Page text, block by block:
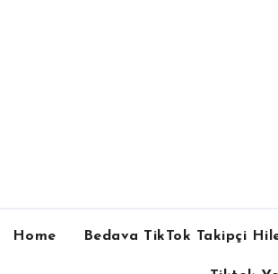
Home Bedava TikTok Takipçi